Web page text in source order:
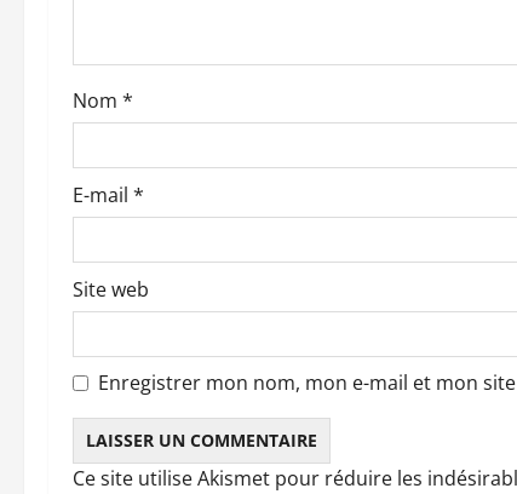
r
t
i
c
l
e
Nom *
E-mail *
Site web
Enregistrer mon nom, mon e-mail et mon
Ce site utilise Akismet pour réduire les